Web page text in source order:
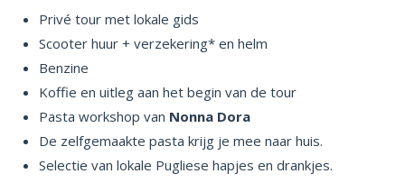
Privé tour met lokale gids
Scooter huur + verzekering* en helm
Benzine
Koffie en uitleg aan het begin van de tour
Pasta workshop van Nonna Dora
De zelfgemaakte pasta krijg je mee naar huis.
Selectie van lokale Pugliese hapjes en drankjes.